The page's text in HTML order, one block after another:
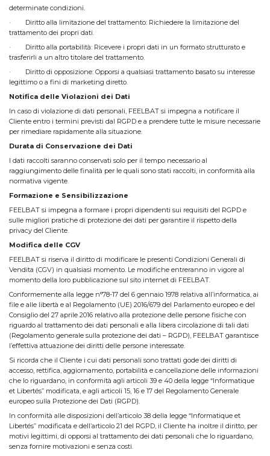
determinate condizioni.
· Diritto alla limitazione del trattamento: Richiedere la limitazione del
trattamento dei propri dati.
· Diritto alla portabilità: Ricevere i propri dati in un formato strutturato e
trasferirli a un altro titolare del trattamento.
· Diritto di opposizione: Opporsi a qualsiasi trattamento basato su interesse
legittimo o a fini di marketing diretto.
Notifica delle Violazioni dei Dati
In caso di violazione di dati personali, FEELBAT si impegna a notificare il
Cliente entro i termini previsti dal RGPD e a prendere tutte le misure necessarie
per rimediare rapidamente alla situazione. ​
Durata di Conservazione dei Dati
I dati raccolti saranno conservati solo per il tempo necessario al
raggiungimento delle finalità per le quali sono stati raccolti, in conformità alla
normativa vigente.
Formazione e Sensibilizzazione
FEELBAT si impegna a formare i propri dipendenti sui requisiti del RGPD e
sulle migliori pratiche di protezione dei dati per garantire il rispetto della
privacy del Cliente.
Modifica delle CGV
FEELBAT si riserva il diritto di modificare le presenti Condizioni Generali di
Vendita (CGV) in qualsiasi momento. Le modifiche entreranno in vigore al
momento della loro pubblicazione sul sito internet di FEELBAT.
Conformemente alla legge n°78-17 del 6 gennaio 1978 relativa all’informatica, ai
file e alle libertà e al Regolamento (UE) 2016/679 del Parlamento europeo e del
Consiglio del 27 aprile 2016 relativo alla protezione delle persone fisiche con
riguardo al trattamento dei dati personali e alla libera circolazione di tali dati
(Regolamento generale sulla protezione dei dati – RGPD), FEELBAT garantisce
l’effettiva attuazione dei diritti delle persone interessate.
Si ricorda che il Cliente i cui dati personali sono trattati gode dei diritti di
accesso, rettifica, aggiornamento, portabilità e cancellazione delle informazioni
che lo riguardano, in conformità agli articoli 39 e 40 della legge “Informatique
et Libertés” modificata, e agli articoli 15, 16 e 17 del Regolamento Generale
europeo sulla Protezione dei Dati (RGPD).
In conformità alle disposizioni dell’articolo 38 della legge “Informatique et
Libertés” modificata e dell’articolo 21 del RGPD, il Cliente ha inoltre il diritto, per
motivi legittimi, di opporsi al trattamento dei dati personali che lo riguardano,
senza fornire motivazioni e senza costi.